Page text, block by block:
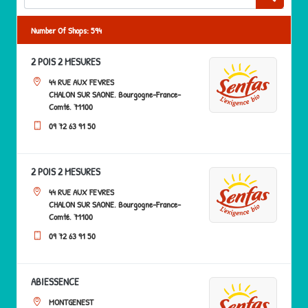
Number Of Shops:594
2 POIS 2 MESURES
44 RUE AUX FEVRES
CHALON SUR SAONE, Bourgogne-France-
Comté, 71100
09 72 63 91 50
2 POIS 2 MESURES
44 RUE AUX FEVRES
CHALON SUR SAONE, Bourgogne-France-
Comté, 71100
09 72 63 91 50
ABIESSENCE
MONTGENEST
18